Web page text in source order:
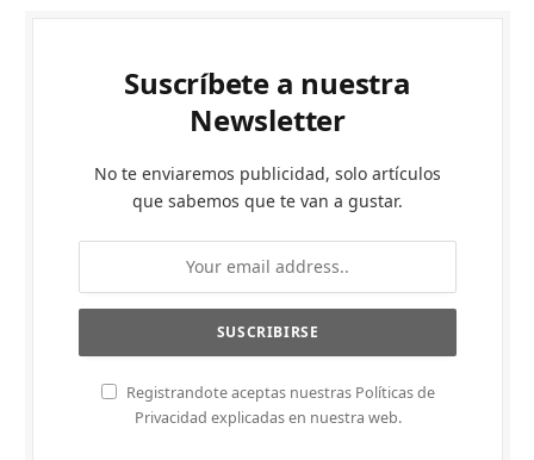
Suscríbete a nuestra
Newsletter
No te enviaremos publicidad, solo artículos
que sabemos que te van a gustar.
Registrandote aceptas nuestras Políticas de
Privacidad explicadas en nuestra web.